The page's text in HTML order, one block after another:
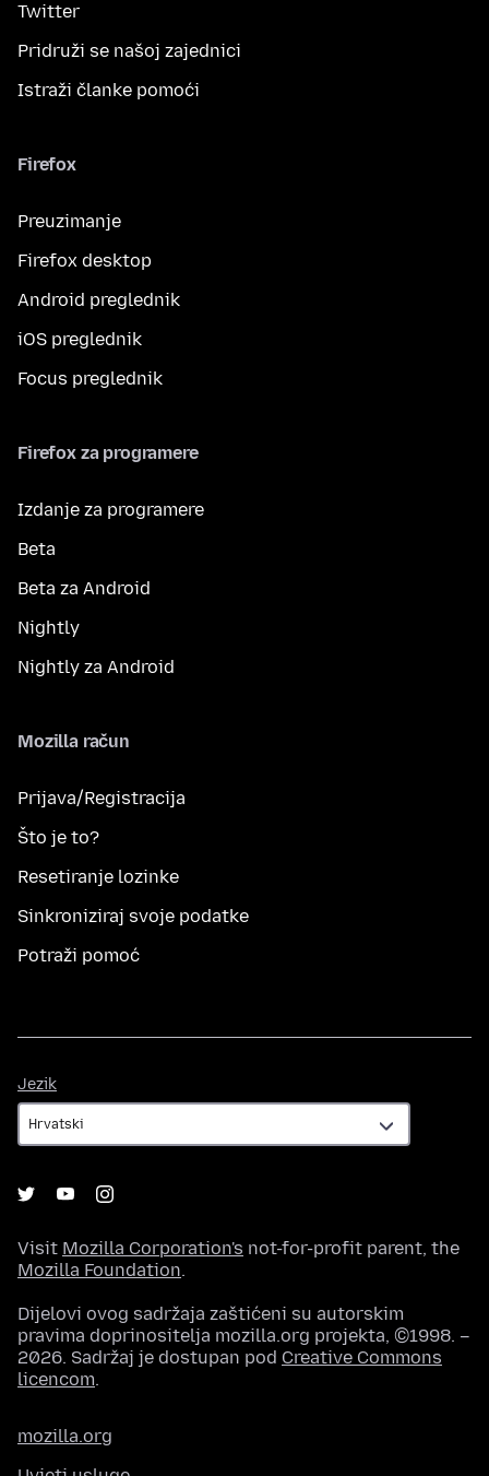
Twitter
Pridruži se našoj zajednici
Istraži članke pomoći
Firefox
Preuzimanje
Firefox desktop
Android preglednik
iOS preglednik
Focus preglednik
Firefox za programere
Izdanje za programere
Beta
Beta za Android
Nightly
Nightly za Android
Mozilla račun
Prijava/Registracija
Što je to?
Resetiranje lozinke
Sinkroniziraj svoje podatke
Potraži pomoć
Jezik
Visit Mozilla Corporation's not-for-profit parent, the
Mozilla Foundation.
Dijelovi ovog sadržaja zaštićeni su autorskim
pravima doprinositelja mozilla.org projekta, ©1998. –
2026. Sadržaj je dostupan pod Creative Commons
licencom.
mozilla.org